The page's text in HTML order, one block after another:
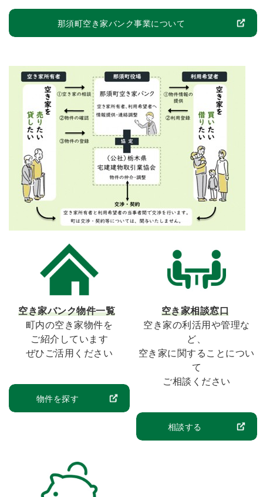
那須町空き家バンク事業について
空き家バンク物件一覧
町内の空き家物件を
ご紹介しています
ぜひご活用ください
物件を探す
空き家相談窓口
空き家の利活用や管理な
ど、
空き家に関することについ
て
ご相談ください
相談する